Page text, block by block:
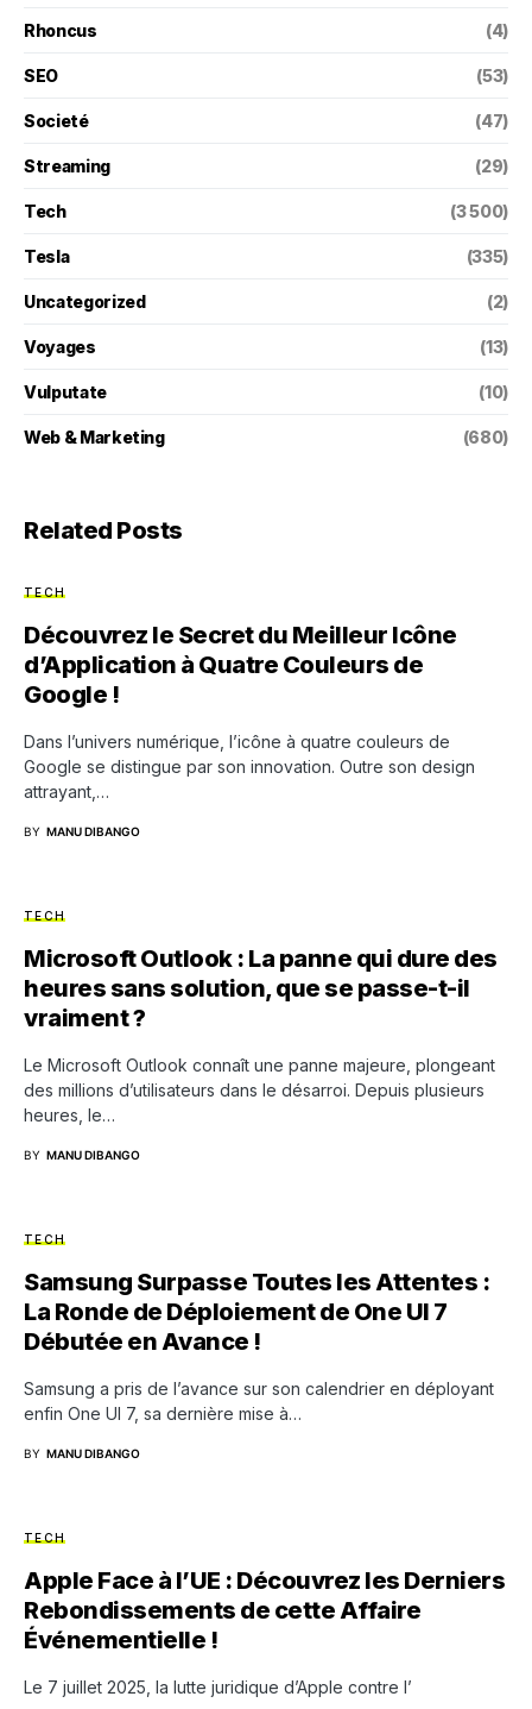
Rhoncus (4)
SEO (53)
Societé (47)
Streaming (29)
Tech (3 500)
Tesla (335)
Uncategorized (2)
Voyages (13)
Vulputate (10)
Web & Marketing (680)
Related Posts
TECH
Découvrez le Secret du Meilleur Icône
d’Application à Quatre Couleurs de
Google !
Dans l’univers numérique, l’icône à quatre couleurs de
Google se distingue par son innovation. Outre son design
attrayant,…
BY MANU DIBANGO
TECH
Microsoft Outlook : La panne qui dure des
heures sans solution, que se passe-t-il
vraiment ?
Le Microsoft Outlook connaît une panne majeure, plongeant
des millions d’utilisateurs dans le désarroi. Depuis plusieurs
heures, le…
BY MANU DIBANGO
TECH
Samsung Surpasse Toutes les Attentes :
La Ronde de Déploiement de One UI 7
Débutée en Avance !
Samsung a pris de l’avance sur son calendrier en déployant
enfin One UI 7, sa dernière mise à…
BY MANU DIBANGO
TECH
Apple Face à l’UE : Découvrez les Derniers
Rebondissements de cette Affaire
Événementielle !
Le 7 juillet 2025, la lutte juridique d’Apple contre l’